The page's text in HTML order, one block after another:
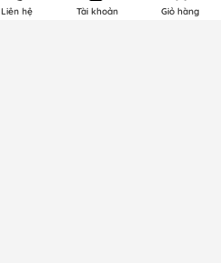
Liên hệ Tài khoản Giỏ hàng